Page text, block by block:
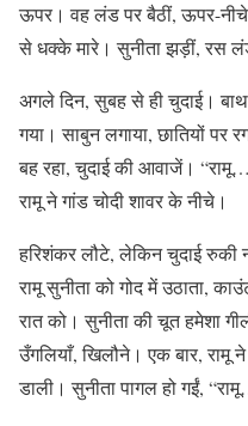
ऊपर। वह लंड पर बैठीं, ऊपर-नीचे
से धक्के मारे। सुनीता झड़ीं, रस
अगले दिन, सुबह से ही चुदाई।
गया। साबुन लगाया, छातियों पर
बह रहा, चुदाई की आवाजें।
रामू ने गांड चोदी शावर के नीचे।
हरिशंकर लौटे, लेकिन चुदाई रुकी
रामू सुनीता को गोद में उठाता,
रात को। सुनीता की चूत हमेशा
उँगलियाँ, खिलौने। एक बार,
डाली। सुनीता पागल हो गईं,